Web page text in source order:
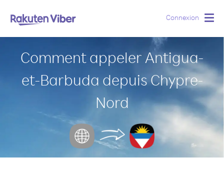
Connexion
Comment appeler Antigua-
et-Barbuda depuis Chypre-
Nord